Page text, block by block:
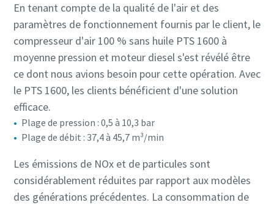
En tenant compte de la qualité de l'air et des
paramètres de fonctionnement fournis par le client, le
compresseur d'air 100 % sans huile PTS 1600 à
moyenne pression et moteur diesel s'est révélé être
ce dont nous avions besoin pour cette opération. Avec
le PTS 1600, les clients bénéficient d'une solution
efficace.
Plage de pression : 0,5 à 10,3 bar
Plage de débit : 37,4 à 45,7 m³/min
Les émissions de NOx et de particules sont
considérablement réduites par rapport aux modèles
des générations précédentes. La consommation de